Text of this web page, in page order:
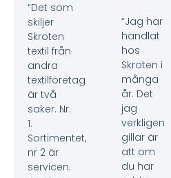
“Det som
skiljer
Skroten
textil från
andra
textilföretag
är två
saker. Nr.
1.
Sortimentet,
nr 2 är
servicen.
“Jag har
handlat
hos
Skroten i
många
år. Det
jag
verkligen
gillar är
att om
du har